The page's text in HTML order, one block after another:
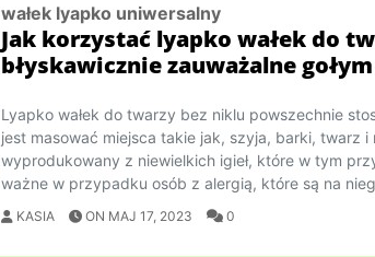
wałek lyapko uniwersalny
Jak korzystać lyapko wałek do
błyskawicznie zauważalne
Lyapko wałek do twarzy bez niklu powszechnie
jest masować miejsca takie jak, szyja, barki, twarz i
wyprodukowany z niewielkich igieł, które w tym
ważne w przypadku osób z alergią, które są na
KASIA ON MAJ 17, 2023 0